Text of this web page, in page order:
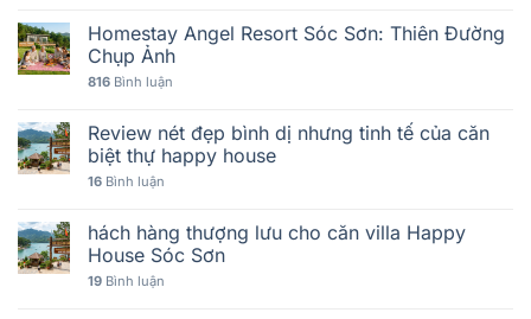
Homestay Angel Resort Sóc Sơn: Thiên Đường
Chụp Ảnh
816 Bình luận
Review nét đẹp bình dị nhưng tinh tế của căn
biệt thự happy house
16 Bình luận
hách hàng thượng lưu cho căn villa Happy
House Sóc Sơn
19 Bình luận